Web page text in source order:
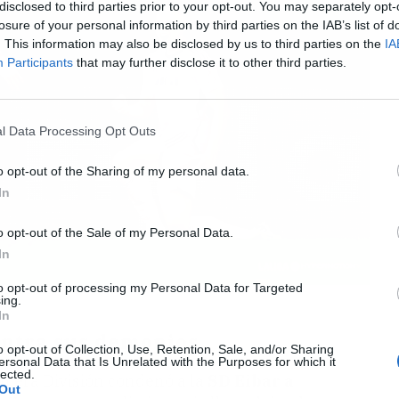
to third parties prior to your opt-out. You may separately
of your personal information by third parties on the IAB’s list of
This information may also be disclosed by us to third parties on the
Participants that may further disclose it to other third parties.
Data Processing Opt Outs
opt-out of the Sharing of my personal data.
opt-out of the Sale of my Personal Data.
opt-out of processing my Personal Data for Targeted
opt-out of Collection, Use, Retention, Sale, and/or Sharing
Data that Is Unrelated with the Purposes for which it
sus demonios
División condenó a la